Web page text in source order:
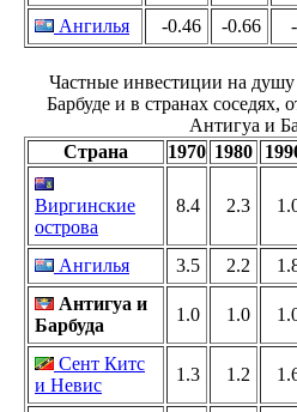
Ангилья -0.46 -0.66
Частные инвестиции на
Барбуде и в странах соседях,
Антигуа и
Страна
1970 1980
Виргинские
острова
8.4 2.3
Ангилья 3.5 2.2
Антигуа и
Барбуда
1.0 1.0
Сент Китс
и Невис
1.3 1.2